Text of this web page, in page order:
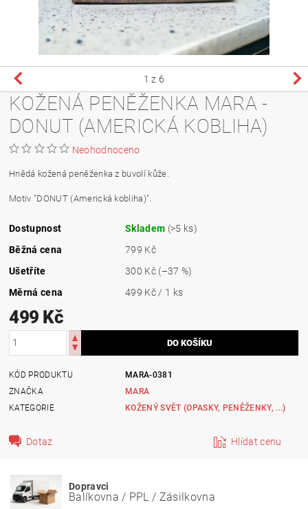
1 z 6
KOŽENÁ PENĚŽENKA MARA -
DONUT (AMERICKÁ KOBLIHA)
Neohodnoceno
Hnědá kožená peněženka z buvolí kůže.
Motiv "DONUT (Americká kobliha)".
Dostupnost Skladem (>5 ks)
Běžná cena
799 Kč
Ušetříte
300 Kč (–37 %)
Měrná cena
499 Kč / 1 ks
499 Kč
KÓD PRODUKTU
MARA-0381
ZNAČKA
MARA
KATEGORIE
KOŽENÝ SVĚT (OPASKY, PENĚŽENKY, ...)
Dotaz Hlídat cenu
Dopravci
Balíkovna / PPL / Zásilkovna